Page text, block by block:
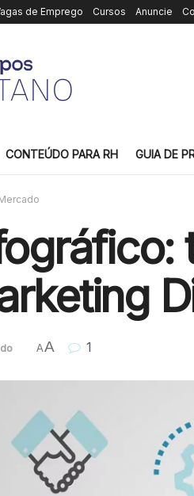
de Emprego Cursos Anuncie
CONTEÚDO PARA RH GUIA DE
AA 1